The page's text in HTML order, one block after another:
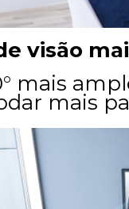
visão
mais
mais